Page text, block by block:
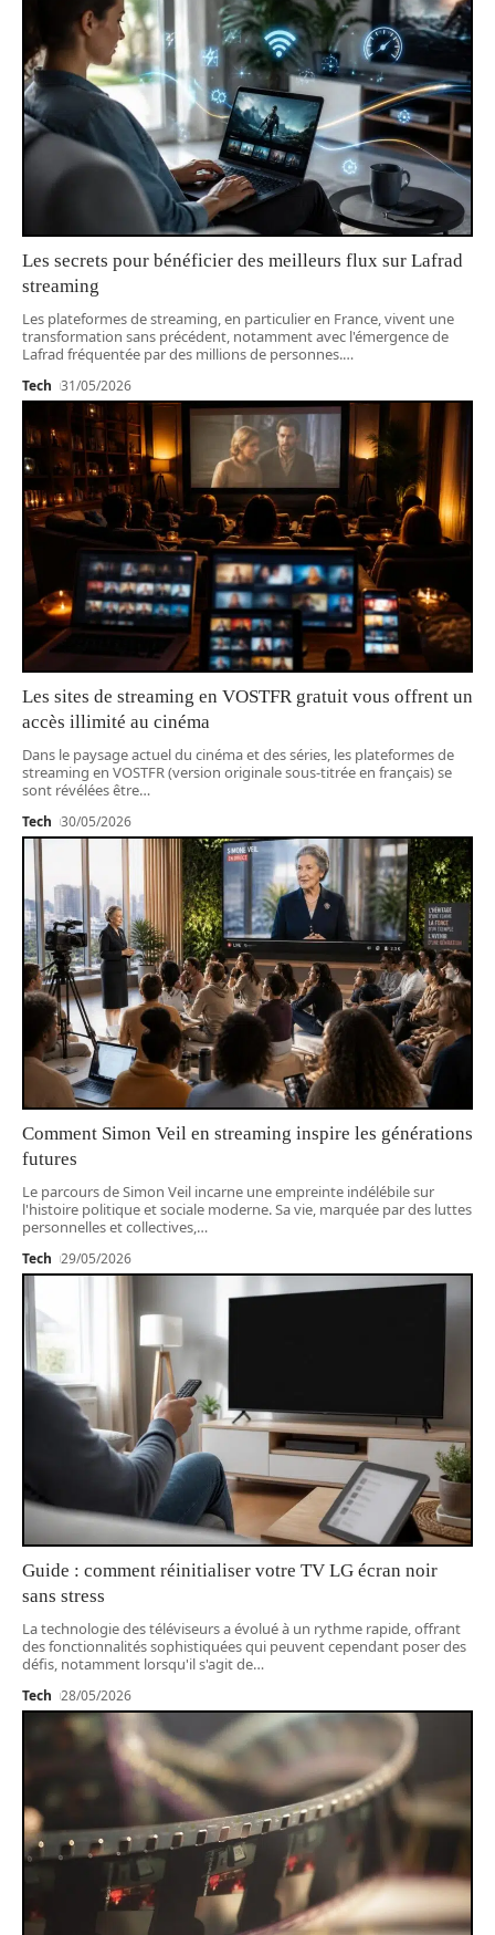
Les secrets pour bénéficier des meilleurs flux sur Lafrad
streaming
Les plateformes de streaming, en particulier en France, vivent une
transformation sans précédent, notamment avec l'émergence de
Lafrad fréquentée par des millions de personnes.…
Tech 31/05/2026
Les sites de streaming en VOSTFR gratuit vous offrent un
accès illimité au cinéma
Dans le paysage actuel du cinéma et des séries, les plateformes de
streaming en VOSTFR (version originale sous-titrée en français) se
sont révélées être…
Tech 30/05/2026
Comment Simon Veil en streaming inspire les générations
futures
Le parcours de Simon Veil incarne une empreinte indélébile sur
l'histoire politique et sociale moderne. Sa vie, marquée par des luttes
personnelles et collectives,…
Tech 29/05/2026
Guide : comment réinitialiser votre TV LG écran noir
sans stress
La technologie des téléviseurs a évolué à un rythme rapide, offrant
des fonctionnalités sophistiquées qui peuvent cependant poser des
défis, notamment lorsqu'il s'agit de…
Tech 28/05/2026